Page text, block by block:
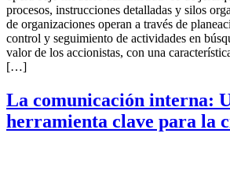
procesos, instrucciones detalladas y silos
de organizaciones operan a través de
control y seguimiento de actividades en
valor de los accionistas, con una
[…]
La comunicación interna:
herramienta clave para la